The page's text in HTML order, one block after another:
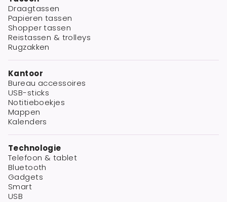
Draagtassen
Papieren tassen
Shopper tassen
Reistassen & trolleys
Rugzakken
Kantoor
Bureau accessoires
USB-sticks
Notitieboekjes
Mappen
Kalenders
Technologie
Telefoon & tablet
Bluetooth
Gadgets
Smart
USB